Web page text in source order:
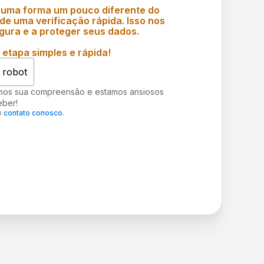
forma um pouco diferente do
uma verificação rápida. Isso nos
e a proteger seus dados.
simples e rápida!
robot
sua compreensão e estamos ansiosos
contato conosco.